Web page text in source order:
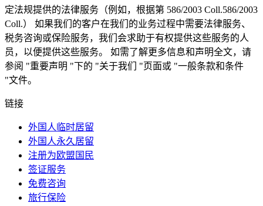
定法规提供的法律服务（例如，根据第 586/2003 Coll.586/2003
Coll.） 如果我们的客户在我们的业务过程中需要法律服务、
税务咨询或保险服务，我们会求助于有权提供这些服务的人
员，以便提供这些服务。 如需了解更多信息和声明全文，请
参阅 "重要声明 "下的 "关于我们 "页面或 "一般条款和条件
"文件。
链接
外国人临时居留
外国人永久居留
注册为欧盟国民
签证服务
免费咨询
旅行保险